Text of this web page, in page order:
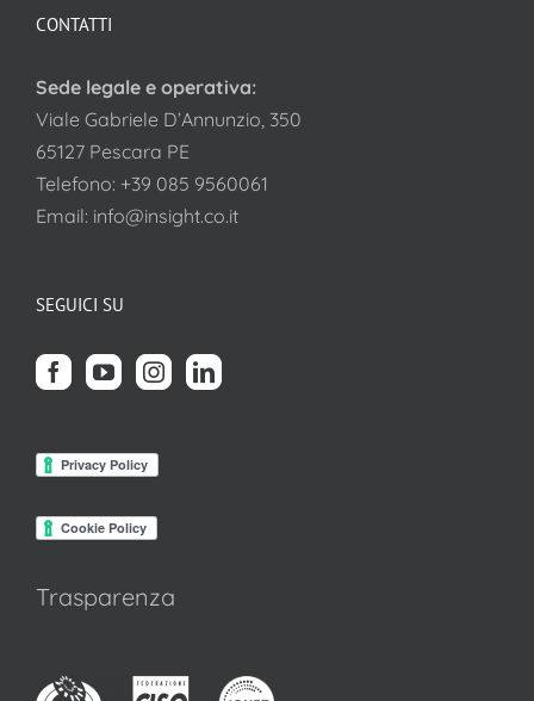
CONTATTI
Sede legale e operativa:
Viale Gabriele D’Annunzio, 350
65127 Pescara PE
Telefono: +39 085 9560061
Email: info@insight.co.it
SEGUICI SU
Trasparenza